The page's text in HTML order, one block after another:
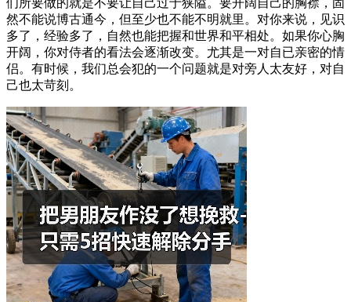
然不能说博古通今，但至少也不能不明就里。对你来说，见识
多了，经验多了，自然也能把握和世界和平相处。如果你心胸
开阔，你对侍者的看法会逐渐改变。尤其是一对自已亲密的情
侣。有时候，我们总会犯的一个问题就是对旁人太友好，对自
己也太苛刻。